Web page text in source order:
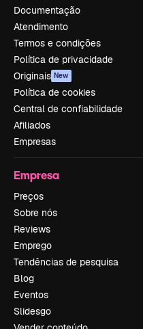
Documentação
Atendimento
Termos e condições
Política de privacidade
Originais New
Política de cookies
Central de confiabilidade
Afiliados
Empresas
Empresa
Preços
Sobre nós
Reviews
Emprego
Tendências de pesquisa
Blog
Eventos
Slidesgo